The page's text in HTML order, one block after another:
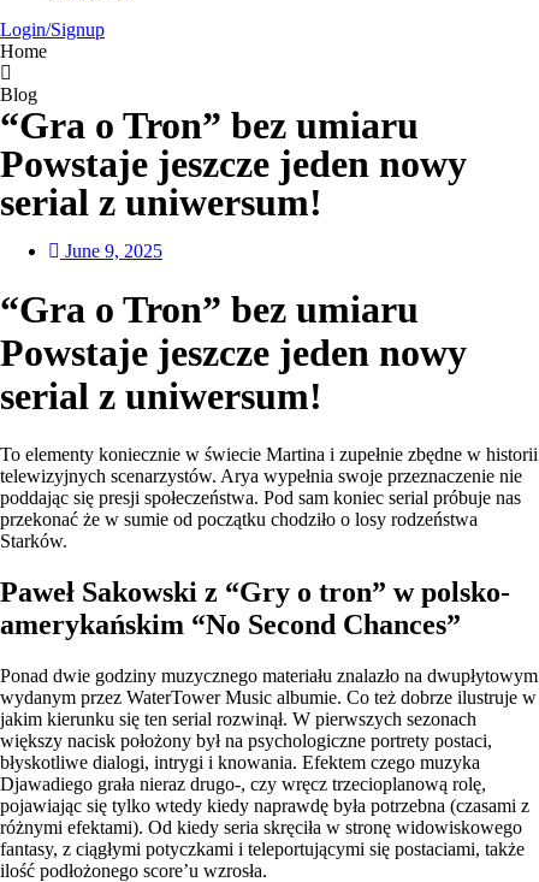
Login/Signup
Home
Blog
“Gra o Tron” bez umiaru
Powstaje jeszcze jeden nowy
serial z uniwersum!
June 9, 2025
“Gra o Tron” bez umiaru
Powstaje jeszcze jeden nowy
serial z uniwersum!
To elementy koniecznie w świecie Martina i zupełnie zbędne w historii
telewizyjnych scenarzystów. Arya wypełnia swoje przeznaczenie nie
poddając się presji społeczeństwa. Pod sam koniec serial próbuje nas
przekonać że w sumie od początku chodziło o losy rodzeństwa
Starków.
Paweł Sakowski z “Gry o tron” w polsko-
amerykańskim “No Second Chances”
Ponad dwie godziny muzycznego materiału znalazło na dwupłytowym
wydanym przez WaterTower Music albumie. Co też dobrze ilustruje w
jakim kierunku się ten serial rozwinął. W pierwszych sezonach
większy nacisk położony był na psychologiczne portrety postaci,
błyskotliwe dialogi, intrygi i knowania. Efektem czego muzyka
Djawadiego grała nieraz drugo-, czy wręcz trzecioplanową rolę,
pojawiając się tylko wtedy kiedy naprawdę była potrzebna (czasami z
różnymi efektami). Od kiedy seria skręciła w stronę widowiskowego
fantasy, z ciągłymi potyczkami i teleportującymi się postaciami, także
ilość podłożonego score’u wzrosła.